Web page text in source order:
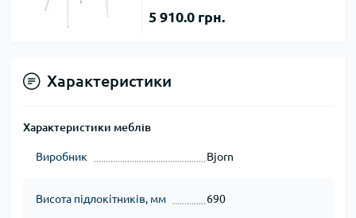
5 910.0 грн.
Характеристики
Характеристики меблів
Виробник Bjorn
Висота підлокітників, мм 690